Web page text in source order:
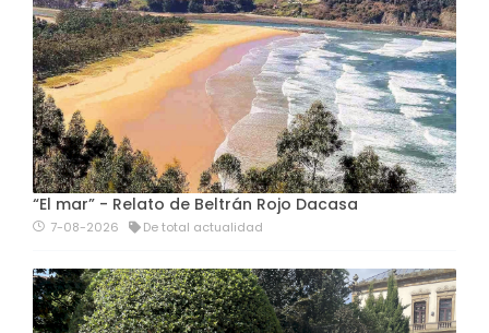
“El mar” - Relato de Beltrán Rojo Dacasa
7-08-2026 De total actualidad